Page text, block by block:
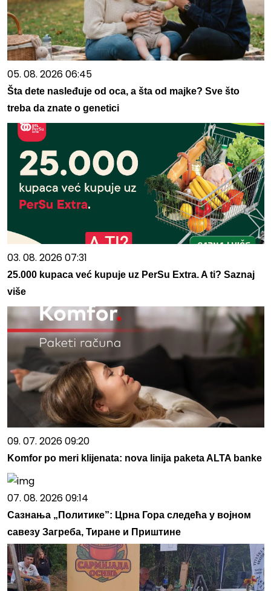
05. 08. 2026 06:45
Šta dete nasleđuje od oca, a šta od majke? Sve što
treba da znate o genetici
03. 08. 2026 07:31
25.000 kupaca već kupuje uz PerSu Extra. A ti? Saznaj
više
09. 07. 2026 09:20
Komfor po meri klijenata: nova linija paketa ALTA banke
07. 08. 2026 09:14
Сазнања „Политике”: Црна Гора следећа у војном
савезу Загреба, Тиране и Приштине